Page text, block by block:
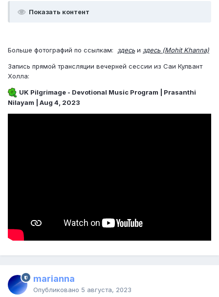
Показать контент
Больше фотографий по ссылкам: здесьи здесь (Mohit Khanna)
Запись прямой трансляции вечерней сессии из Саи Кулвант
Холла:
UK Pilgrimage - Devotional Music Program | Prasanthi
Nilayam | Aug 4, 2023
marianna
Опубликовано 5 августа, 2023